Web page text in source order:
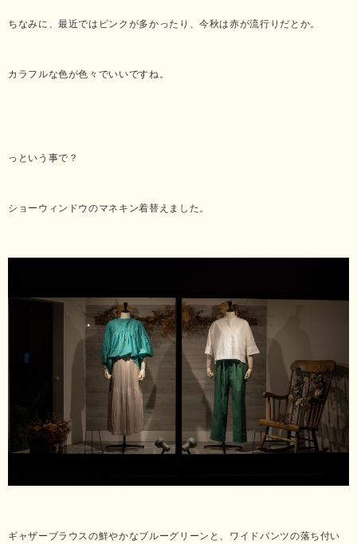
ちなみに、最近ではピンクが多かったり、今秋は赤が流行りだとか。
カラフルな色が色々でいいですね。
っという事で？
ショーウィンドウのマネキン着替えました。
ギャザーブラウスの鮮やかなブルーグリーンと、ワイドパンツの落ち付い